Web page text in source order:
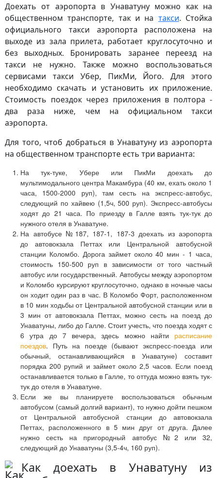
Доехать от аэропорта в Унаватуну можно как на
общественном транспорте, так и на такси. Стойка
официального такси аэропорта расположена на
выходе из зала прилета, работает круглосуточно и
без выходных. Бронировать заранее переезд на
такси не нужно. Также можно воспользоваться
сервисами такси Убер, ПикМи, Його. Для этого
необходимо скачать и установить их приложение.
Стоимость поездок через приложения в полтора -
два раза ниже, чем на официальном такси
аэропорта.
Для того, чтоб добраться в Унаватуну из аэропорта
на общественном транспорте есть три варианта:
На тук-туке, Убере или ПикМи доехать до
мультимодального центра Макамбура (40 км, ехать около 1
часа, 1500-2000 руп), там сесть на экспресс-автобус,
следующий по хайвею (1,5ч, 500 руп). Экспресс-автобусы
ходят до 21 часа. По приезду в Галле взять тук-тук до
нужного отеля в Унаватуне.
На автобусе №187, 187-1, 187-3 доехать из аэропорта
до автовокзала Петтах или Центральной автобусной
станции Коломбо. Дорога займет около 40 мин - 1 часа,
стоимость 150-500 руп в зависимости от того частный
автобус или государственный. Автобусы между аэропортом
и Коломбо курсируют круглосуточно, однако в ночные часы
он ходит один раз в час. В Коломбо Форт, расположенном
в 10 мин ходьбы от Центральной автобусной станции или в
3 мин от автовокзала Петтах, можно сесть на поезд до
Унаватуны, либо до Галле. Стоит учесть, что поезда ходят с
6 утра до 7 вечера, здесь можно найти расписание
поездов. Путь на поезде (бывают экспресс-поезда или
обычный, останавливающийся в Унаватуне) составит
порядка 200 рупий и займет около 2,5 часов. Если поезд
останавливается только в Галле, то оттуда можно взять тук-
тук до отеля в Унаватуне.
Если же вы планируете воспользоваться обычным
автобусом (самый долгий вариант), то нужно дойти пешком
от Центральной автобусной станции до автовокзала
Петтах, расположенного в 5 мин друг от друга. Далее
нужно сесть на пригородный автобус №2 или 32,
следующий до Унаватуны (3,5-4ч, 160 руп).
Как доехать в Унаватуну из